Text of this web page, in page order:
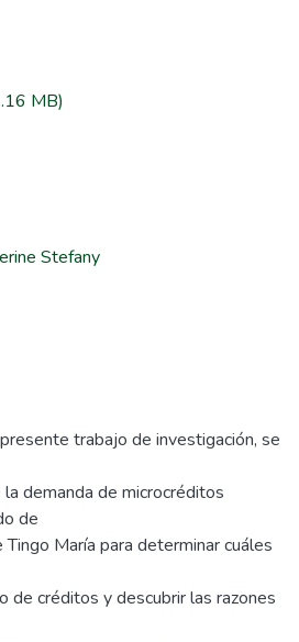
MB)
Stefany
trabajo de investigación, se
demanda de microcréditos
de
María para determinar cuáles
de créditos y descubrir las razones